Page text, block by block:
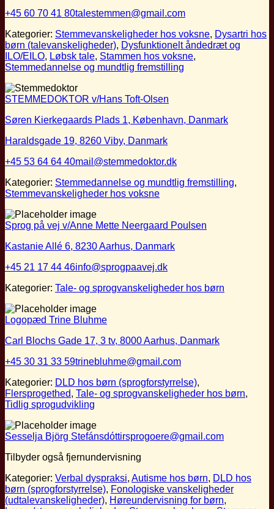
+45 60 70 41 80talestemmen@gmail.com
Kategorier: Stemmevanskeligheder hos voksne, Dysartri hos
børn (talevanskeligheder), Dysfunktionelt åndedræt og
ILO/EILO, Løbsk tale, Stammen hos voksne,
Stemmedannelse og mundtlig fremstilling
STEMMEDOKTOR v/Hans Toft-Olsen
Søren Kierkegaards Plads 1, København, Danmark
Haraldsgade 19, 8260 Viby, Danmark
+45 53 64 64 40mail@stemmedoktor.dk
Kategorier: Stemmedannelse og mundtlig fremstilling,
Stemmevanskeligheder hos voksne
Sprog på vej v/Anne Mette Neergaard Poulsen
Kastanie Allé 6, 8230 Aarhus, Danmark
+45 21 17 44 46info@sprogpaavej.dk
Kategorier: Tale- og sprogvanskeligheder hos børn
Logopæd Trine Bluhme
Carl Blochs Gade 17, 3 tv, 8000 Aarhus, Danmark
+45 30 31 33 59trinebluhme@gmail.com
Kategorier: DLD hos børn (sprogforstyrrelse),
Flersprogethed, Tale- og sprogvanskeligheder hos børn,
Tidlig sprogudvikling
Sesselja Björg Stefánsdóttirsprogoere@gmail.com
Tilbyder også fjernundervisning
Kategorier: Verbal dyspraksi, Autisme hos børn, DLD hos
børn (sprogforstyrrelse), Fonologiske vanskeligheder
(udtalevanskeligheder), Høreundervisning for børn,